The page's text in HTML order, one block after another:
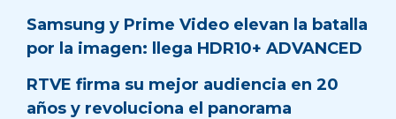
Samsung y Prime Video elevan la batalla
por la imagen: llega HDR10+ ADVANCED
RTVE firma su mejor audiencia en 20
años y revoluciona el panorama